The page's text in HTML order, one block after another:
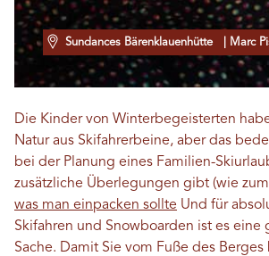
Sundances Bärenklauenhütte | Marc
Die Kinder von Winterbegeisterten
Natur aus Skifahrerbeine, aber das
bei der Planung eines Familien-
zusätzliche Überlegungen gibt (wie
was man einpacken sollte Und für
Skifahren und Snowboarden ist es eine
Sache. Damit Sie vom Fuße des